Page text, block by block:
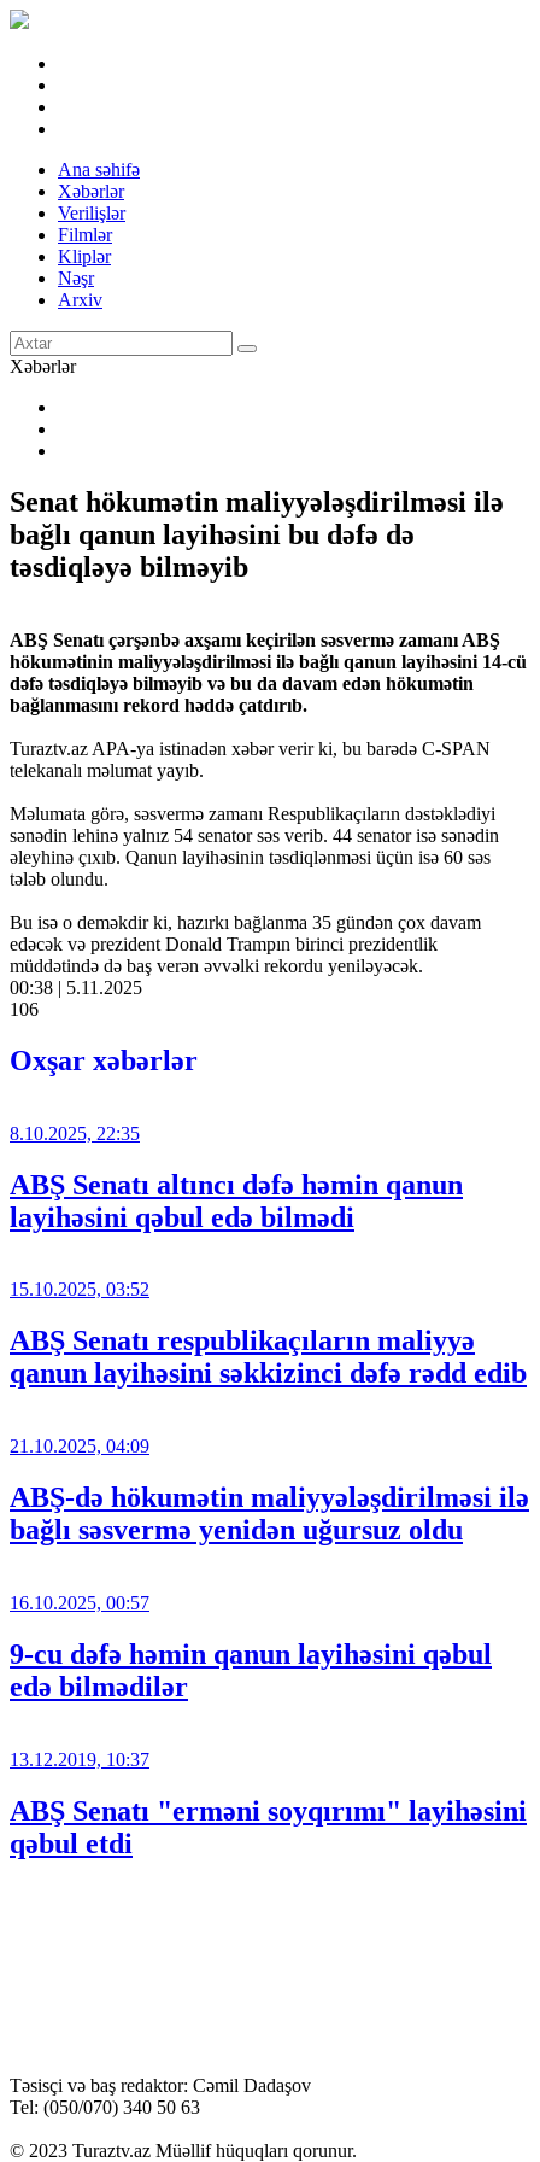
Ana səhifə
Xəbərlər
Verilişlər
Filmlər
Kliplər
Nəşr
Arxiv
Xəbərlər
Senat hökumətin maliyyələşdirilməsi ilə
bağlı qanun layihəsini bu dəfə də
təsdiqləyə bilməyib
ABŞ Senatı çərşənbə axşamı keçirilən səsvermə zamanı ABŞ
hökumətinin maliyyələşdirilməsi ilə bağlı qanun layihəsini 14-cü
dəfə təsdiqləyə bilməyib və bu da davam edən hökumətin
bağlanmasını rekord həddə çatdırıb.
Turaztv.az APA-ya istinadən xəbər verir ki, bu barədə C-SPAN
telekanalı məlumat yayıb.
Məlumata görə, səsvermə zamanı Respublikaçıların dəstəklədiyi
sənədin lehinə yalnız 54 senator səs verib. 44 senator isə sənədin
əleyhinə çıxıb. Qanun layihəsinin təsdiqlənməsi üçün isə 60 səs
tələb olundu.
Bu isə o deməkdir ki, hazırkı bağlanma 35 gündən çox davam
edəcək və prezident Donald Trampın birinci prezidentlik
müddətində də baş verən əvvəlki rekordu yeniləyəcək.
00:38 | 5.11.2025
106
Oxşar xəbərlər
8.10.2025, 22:35
ABŞ Senatı altıncı dəfə həmin qanun
layihəsini qəbul edə bilmədi
15.10.2025, 03:52
ABŞ Senatı respublikaçıların maliyyə
qanun layihəsini səkkizinci dəfə rədd edib
21.10.2025, 04:09
ABŞ-də hökumətin maliyyələşdirilməsi ilə
bağlı səsvermə yenidən uğursuz oldu
16.10.2025, 00:57
9-cu dəfə həmin qanun layihəsini qəbul
edə bilmədilər
13.12.2019, 10:37
ABŞ Senatı "erməni soyqırımı" layihəsini
qəbul etdi
Təsisçi və baş redaktor: Cəmil Dadaşov
Tel: (050/070) 340 50 63
© 2023 Turaztv.az Müəllif hüquqları qorunur.